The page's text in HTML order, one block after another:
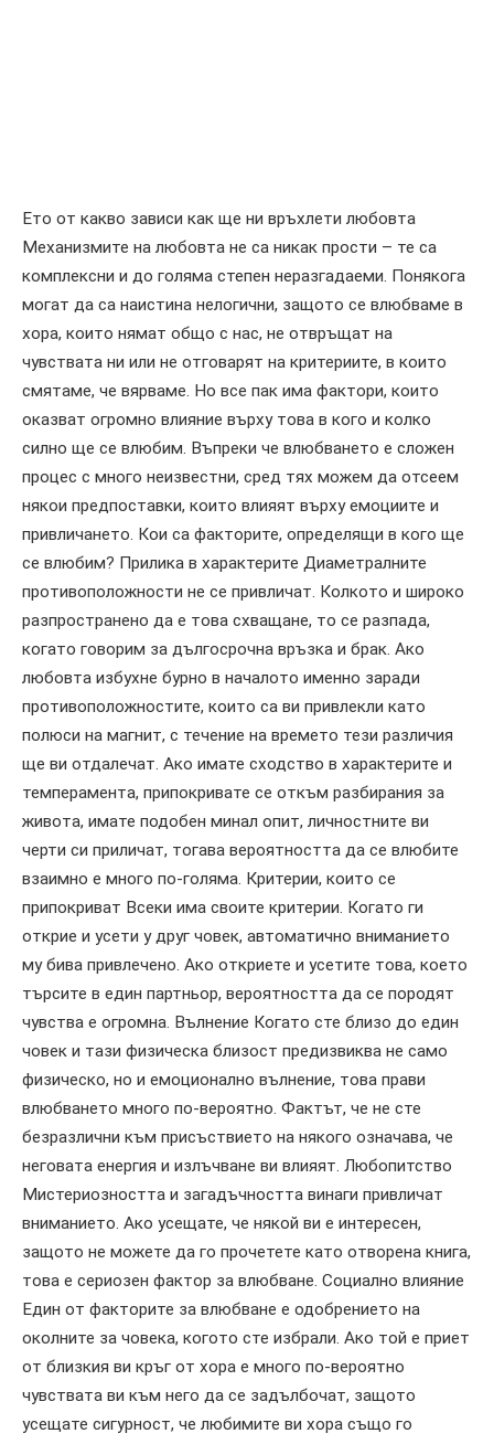
Ето от какво зависи как ще ни връхлети любовта
Механизмите на любовта не са никак прости – те са
комплексни и до голяма степен неразгадаеми. Понякога
могат да са наистина нелогични, защото се влюбваме в
хора, които нямат общо с нас, не отвръщат на
чувствата ни или не отговарят на критериите, в които
смятаме, че вярваме. Но все пак има фактори, които
оказват огромно влияние върху това в кого и колко
силно ще се влюбим. Въпреки че влюбването е сложен
процес с много неизвестни, сред тях можем да отсеем
някои предпоставки, които влияят върху емоциите и
привличането. Кои са факторите, определящи в кого ще
се влюбим? Прилика в характерите Диаметралните
противоположности не се привличат. Колкото и широко
разпространено да е това схващане, то се разпада,
когато говорим за дългосрочна връзка и брак. Ако
любовта избухне бурно в началото именно заради
противоположностите, които са ви привлекли като
полюси на магнит, с течение на времето тези различия
ще ви отдалечат. Ако имате сходство в характерите и
темперамента, припокривате се откъм разбирания за
живота, имате подобен минал опит, личностните ви
черти си приличат, тогава вероятността да се влюбите
взаимно е много по-голяма. Критерии, които се
припокриват Всеки има своите критерии. Когато ги
открие и усети у друг човек, автоматично вниманието
му бива привлечено. Ако откриете и усетите това, което
търсите в един партньор, вероятността да се породят
чувства е огромна. Вълнение Когато сте близо до един
човек и тази физическа близост предизвиква не само
физическо, но и емоционално вълнение, това прави
влюбването много по-вероятно. Фактът, че не сте
безразлични към присъствието на някого означава, че
неговата енергия и излъчване ви влияят. Любопитство
Мистериозността и загадъчността винаги привличат
вниманието. Ако усещате, че някой ви е интересен,
защото не можете да го прочетете като отворена книга,
това е сериозен фактор за влюбване. Социално влияние
Един от факторите за влюбване е одобрението на
околните за човека, когото сте избрали. Ако той е приет
от близкия ви кръг от хора е много по-вероятно
чувствата ви към него да се задълбочат, защото
усещате сигурност, че любимите ви хора също го